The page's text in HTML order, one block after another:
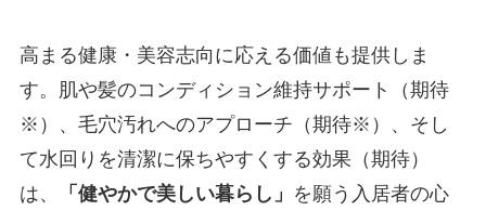
高まる健康・美容志向に応える価値も提供しま
す。肌や髪のコンディション維持サポート（期待
※）、毛穴汚れへのアプローチ（期待※）、そし
て水回りを清潔に保ちやすくする効果（期待）
は、
「健やかで美しい暮らし」 を願う入居者の心